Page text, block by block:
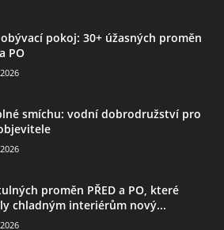
obývací pokoj: 30+ úžasných proměn
PO
smíchu: vodní dobrodružství pro
proměn PŘED a PO, které
chladným interiérům nový...